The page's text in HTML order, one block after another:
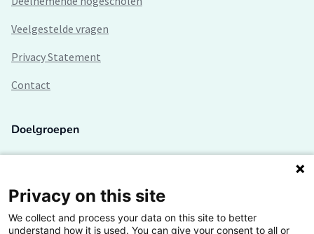
Veelgestelde vragen
Privacy Statement
Contact
Doelgroepen
Lectoren en onderzoekers
Bedrijven
Privacy on this site
We collect and process your data on this site to better
understand how it is used. You can give your consent to all or